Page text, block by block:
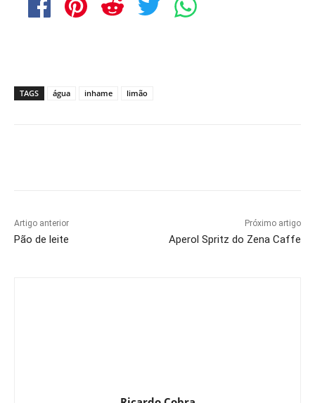
TAGS água inhame limão
Artigo anterior
Pão de leite
Próximo artigo
Aperol Spritz do Zena Caffe